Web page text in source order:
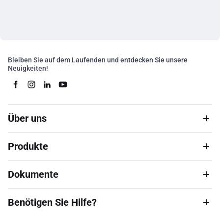
Bleiben Sie auf dem Laufenden und entdecken Sie unsere
Neuigkeiten!
Über uns
Produkte
Dokumente
Benötigen Sie Hilfe?